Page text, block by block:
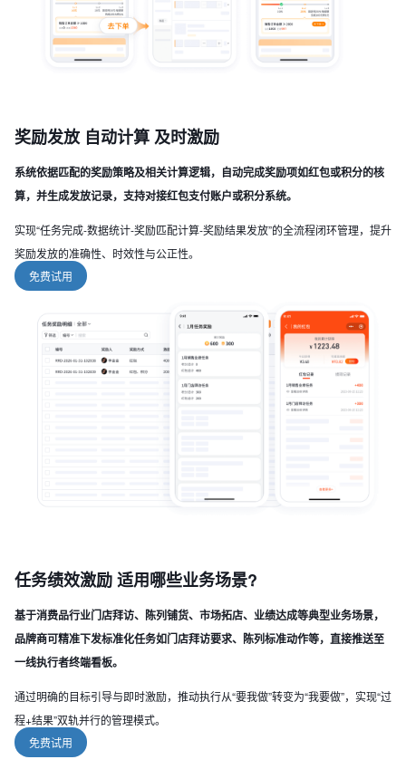
奖励发放 自动计算 及时激励
系统依据匹配的奖励策略及相关计算逻辑，自动完成奖励项如红包或积分的核
算，并生成发放记录，支持对接红包支付账户或积分系统。
实现“任务完成-数据统计-奖励匹配计算-奖励结果发放”的全流程闭环管理，提升
奖励发放的准确性、时效性与公正性。
免费试用
任务绩效激励 适用哪些业务场景?
基于消费品行业门店拜访、陈列铺货、市场拓店、业绩达成等典型业务场景，
品牌商可精准下发标准化任务如门店拜访要求、陈列标准动作等，直接推送至
一线执行者终端看板。
通过明确的目标引导与即时激励，推动执行从“要我做”转变为“我要做”，实现“过
程+结果”双轨并行的管理模式。
免费试用